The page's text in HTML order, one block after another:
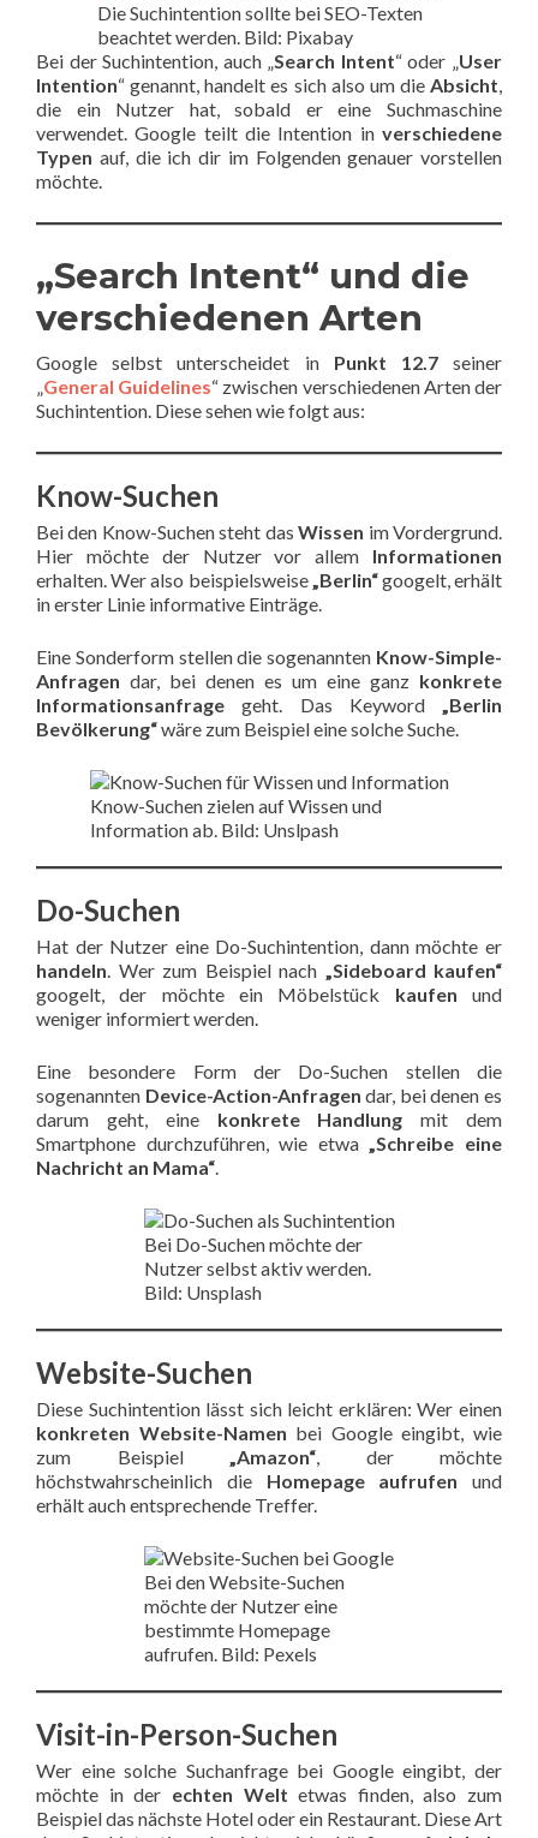
Die Suchintention sollte bei SEO-Texten
beachtet werden. Bild: Pixabay
Bei der Suchintention, auch „Search Intent“ oder „User
Intention“ genannt, handelt es sich also um die Absicht,
die ein Nutzer hat, sobald er eine Suchmaschine
verwendet. Google teilt die Intention in verschiedene
Typen auf, die ich dir im Folgenden genauer vorstellen
möchte.
„Search Intent“ und die
verschiedenen Arten
Google selbst unterscheidet in Punkt 12.7seiner
„General Guidelines“ zwischen verschiedenen Arten der
Suchintention. Diese sehen wie folgt aus:
Know-Suchen
Bei den Know-Suchen steht dasWissen im Vordergrund.
Hier möchte der Nutzer vor allem Informationen
erhalten. Wer also beispielsweise„Berlin“googelt, erhält
in erster Linie informative Einträge.
Eine Sonderform stellen die sogenannten Know-Simple-
Anfragen dar, bei denen es um eine ganz konkrete
Informationsanfrage geht. Das Keyword „Berlin
Bevölkerung“wäre zum Beispiel eine solche Suche.
Know-Suchen zielen auf Wissen und
Information ab. Bild: Unslpash
Do-Suchen
Hat der Nutzer eine Do-Suchintention, dann möchte er
handeln. Wer zum Beispiel nach „Sideboard kaufen“
googelt, der möchte ein Möbelstück kaufen und
weniger informiert werden.
Eine besondere Form der Do-Suchen stellen die
sogenannten Device-Action-Anfragen dar, bei denen es
darum geht, eine konkrete Handlung mit dem
Smartphone durchzuführen, wie etwa„Schreibe eine
Nachricht an Mama“.
Bei Do-Suchen möchte der
Nutzer selbst aktiv werden.
Bild: Unsplash
Website-Suchen
Diese Suchintention lässt sich leicht erklären: Wer einen
konkreten Website-Namen bei Google eingibt, wie
zum Beispiel „Amazon“, der möchte
höchstwahrscheinlich die Homepage aufrufen und
erhält auch entsprechende Treffer.
Bei den Website-Suchen
möchte der Nutzer eine
bestimmte Homepage
aufrufen. Bild: Pexels
Visit-in-Person-Suchen
Wer eine solche Suchanfrage bei Google eingibt, der
möchte in der echten Welt etwas finden, also zum
Beispiel das nächste Hotel oder ein Restaurant. Diese Art